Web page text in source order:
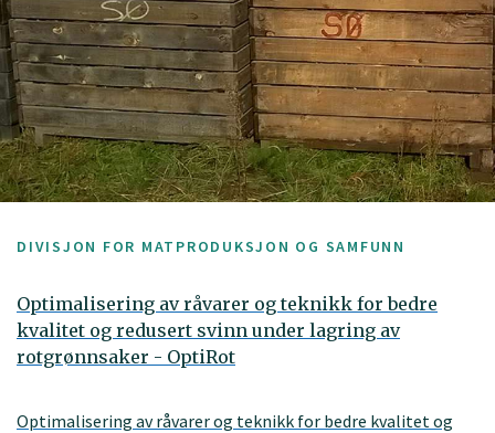
DIVISJON FOR MATPRODUKSJON OG SAMFUNN
Optimalisering av råvarer og teknikk for bedre
kvalitet og redusert svinn under lagring av
rotgrønnsaker - OptiRot
Optimalisering av råvarer og teknikk for bedre kvalitet og